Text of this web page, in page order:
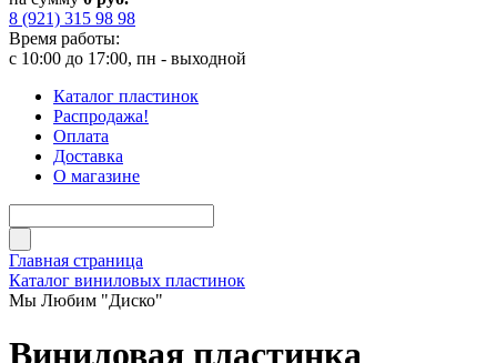
8 (921) 315 98 98
Время работы:
с 10:00 до 17:00, пн - выходной
Каталог пластинок
Распродажа!
Оплата
Доставка
О магазине
Главная страница
Каталог виниловых пластинок
Мы Любим "Диско"
Виниловая пластинка